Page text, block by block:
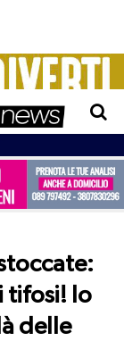
tifosi! Io
delle